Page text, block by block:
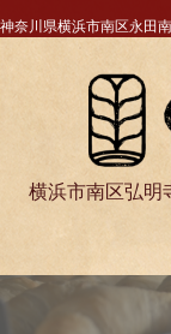
神奈川県横浜市南区永田
横浜市南区弘明